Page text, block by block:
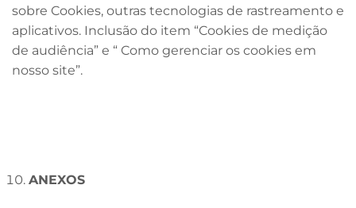
sobre Cookies, outras tecnologias de rastreamento e
aplicativos. Inclusão do item “Cookies de medição
de audiência” e “ Como gerenciar os cookies em
nosso site”.
ANEXOS